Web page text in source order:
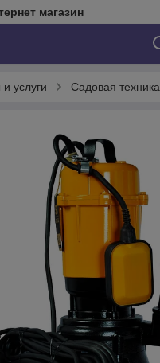
магазин
услуги Садовая техника